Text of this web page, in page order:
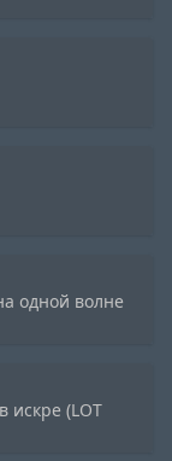
одной волне
искре (LOT